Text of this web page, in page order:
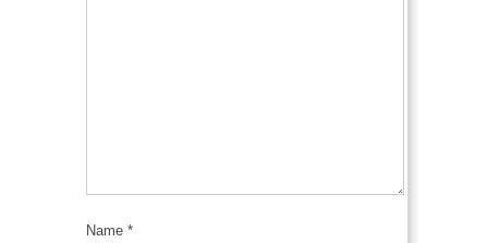
Name *